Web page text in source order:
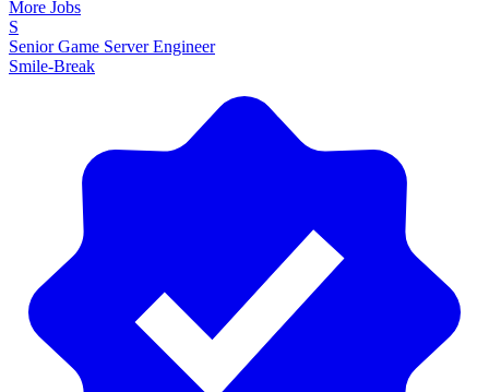
More Jobs
S
Senior Game Server Engineer
Smile-Break